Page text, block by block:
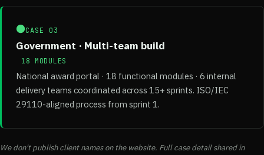
●CASE 03
Government · Multi-team build
18 MODULES
National award portal · 18 functional modules · 6 internal
delivery teams coordinated across 15+ sprints. ISO/IEC
29110-aligned process from sprint 1.
We don't publish client names on the website. Full case detail shared in